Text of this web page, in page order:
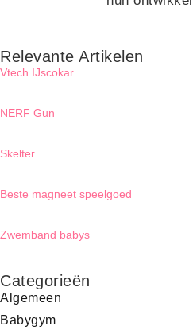
Relevante Artikelen
Vtech IJscokar
NERF Gun
Skelter
Beste magneet speelgoed
Zwemband babys
Categorieën
Algemeen
Babygym